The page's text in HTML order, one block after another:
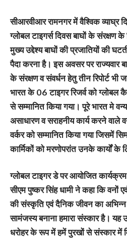
सीआरवीआर रामनगर में वैश्विक व्याघ्र
ग्लोबल टाइगर्स दिवस बाघों के संरक्षण
मुख्य उद्देश्य बाघों की प्रजातियों की
पैदा करना है। इस अवसर पर राज्यवार
के संरक्षण व संवर्धन हेतु तीन रिपोर्ट भी
भारत के 06 टाइगर रिजर्व को ग्लोबल
से सम्मानित किया गया। पूरे भारत मे
असाधारण व सराहनीय कार्य करने
वर्कर को सम्मानित किया गया जिसमें
कार्मिकों को मरणोपरांत उनके कार्यों के
ग्लोबल टाइगर डे पर आयोजित
सीएम पुष्कर सिंह धामी ने कहा कि वनों
की संस्कृति एवं दैनिक जीवन का
सामंजस्य बनाना हमारा संस्कार है। यह
धरोहर के रूप में हमें पुरखों से संस्कार में